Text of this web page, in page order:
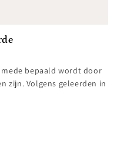
mede bepaald wordt door
zijn. Volgens geleerden in